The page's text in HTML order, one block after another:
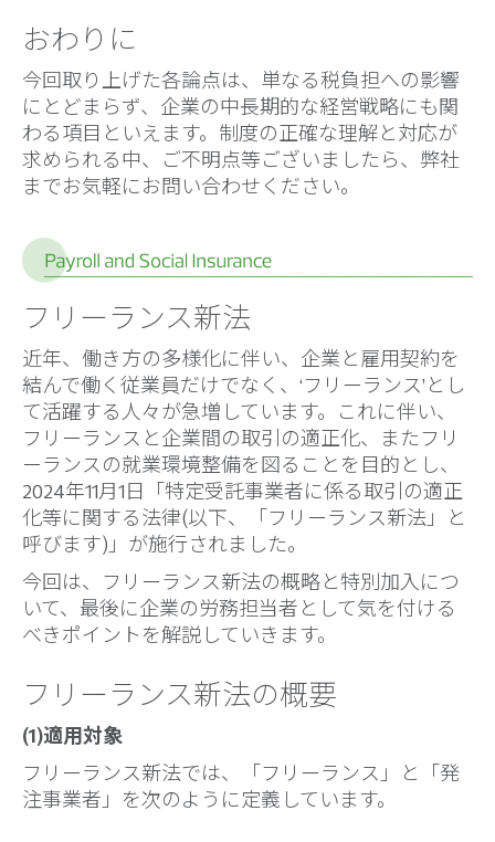
おわりに
今回取り上げた各論点は、単なる税負担への影響
にとどまらず、企業の中長期的な経営戦略にも関
わる項目といえます。制度の正確な理解と対応が
求められる中、ご不明点等ございましたら、弊社
までお気軽にお問い合わせください。
フリーランス新法
近年、働き方の多様化に伴い、企業と雇用契約を
結んで働く従業員だけでなく、‘フリーランス’とし
て活躍する人々が急増しています。これに伴い、
フリーランスと企業間の取引の適正化、またフリ
ーランスの就業環境整備を図ることを目的とし、
2024年11月1日「特定受託事業者に係る取引の適正
化等に関する法律(以下、「フリーランス新法」と
呼びます)」が施行されました。
今回は、フリーランス新法の概略と特別加入につ
いて、最後に企業の労務担当者として気を付ける
べきポイントを解説していきます。
フリーランス新法の概要
(1)適用対象
フリーランス新法では、「フリーランス」と「発
注事業者」を次のように定義しています。